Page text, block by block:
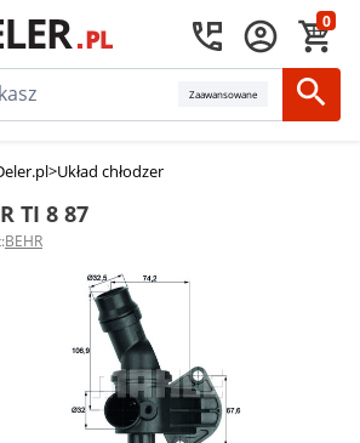
0
Zaawansowane
>Układ chłodzenia silnika
TI 8 87
BEHR